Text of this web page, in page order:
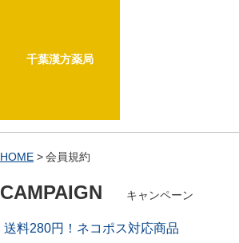
千葉漢方薬局
HOME 会員規約
CAMPAIGN キャンペーン
送料280円！ネコポス対応商品